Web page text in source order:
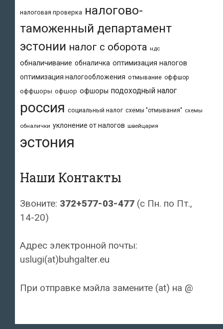
налоговая проверка налогово-
таможенный департамент
эстонии налог с оборота ндс
обналичивание обналичка оптимизация налогов
оптимизация налогообложения отмывание оффшор
оффшоры офшор офшоры подоходный налог
россия социальный налог схемы "отмывания" схемы
обналички уклонение от налогов швейцария
эстония
Наши Контакты
Звоните: 372+577-03-477 (с Пн. по Пт.,
14-20)
Адрес электронной почты:
uslugi(at)buhgalter.eu
При отправке мэйла замените (at) на @